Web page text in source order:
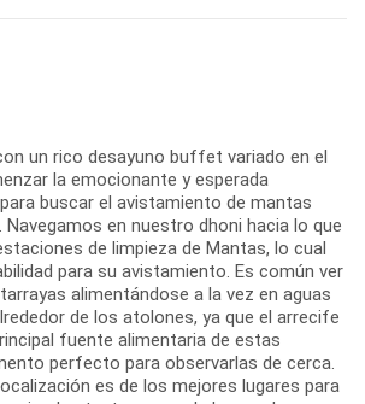
un rico desayuno buffet variado en el
la emocionante y esperada
buscar el avistamiento de mantas
Navegamos en nuestro dhoni hacia lo que
de limpieza de Mantas, lo cual
para su avistamiento. Es común ver
alimentándose a la vez en aguas
de los atolones, ya que el arrecife
fuente alimentaria de estas
perfecto para observarlas de cerca.
es de los mejores lugares para